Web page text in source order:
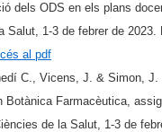
dels ODS en els plans
Salut, 1-3 de febrer de
al pdf
C., Vicens, J. & Simon,
Botànica Farmacèutica,
de la Salut, 1-3 de